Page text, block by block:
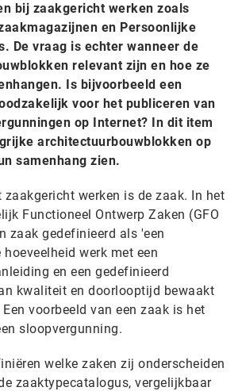
bij zaakgericht werken zoals
en Persoonlijke
De vraag is echter wanneer de
relevant zijn en hoe ze
Is bijvoorbeeld een
voor het publiceren van
op Internet? In dit item
architectuurbouwblokken op
samenhang zien.
zaakgericht werken is de zaak. In het
Functioneel Ontwerp Zaken (GFO
zaak gedefinieerd als 'een
werk met een
en een gedefinieerd
kwaliteit en doorlooptijd bewaakt
voorbeeld van een zaak is het
sloopvergunning.
welke zaken zij onderscheiden
zaaktypecatalogus, vergelijkbaar